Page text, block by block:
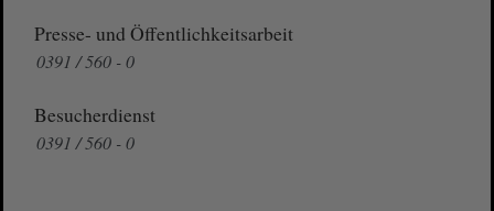
Presse- und Öffentlichkeitsarbeit
0391 / 560 - 0
Besucherdienst
0391 / 560 - 0